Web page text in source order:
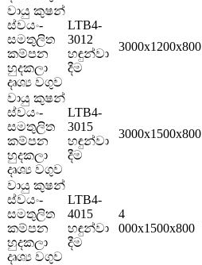
වායු කුෂන්
ස්වයං-
සමතුලිත
කම්පන
හුදකලා
දෘශ්‍ය වගුව
LTB4-
3012
හඳුන්වා
දීම
3000x1200x800
වායු කුෂන්
ස්වයං-
සමතුලිත
කම්පන
හුදකලා
දෘශ්‍ය වගුව
LTB4-
3015
හඳුන්වා
දීම
3000x1500x800
වායු කුෂන්
ස්වයං-
සමතුලිත
කම්පන
හුදකලා
දෘශ්‍ය වගුව
LTB4-
4015
හඳුන්වා
දීම
4
000x1500x800